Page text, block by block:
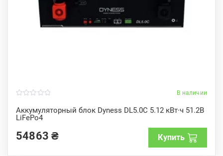
В наличии
Аккумуляторный блок Dyness DL5.0C 5.12 кВт·ч 51.2В
LiFePo4
o
u
t
f
5
54863₴ Купить